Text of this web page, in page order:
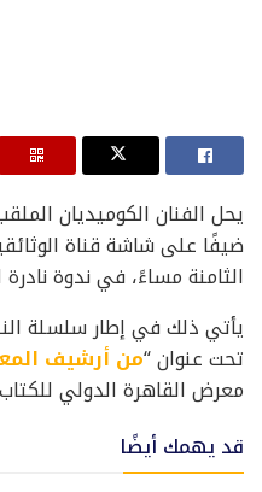
يحل الفنان الكوميديان
ضيفًا على شاشة قناة
الثامنة مساءً، في ندوة نادرة
يأتي ذلك في إطار سلسلة
تحت عنوان “من أرشيف
معرض القاهرة الدولي
قد يهمك أيضًا